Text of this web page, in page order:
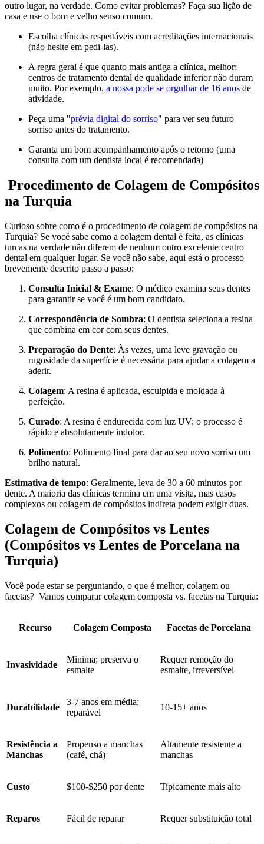
outro lugar, na verdade. Como evitar problemas? Faça sua lição de
casa e use o bom e velho senso comum.
Escolha clínicas respeitáveis com acreditações internacionais
(não hesite em pedi-las).
A regra geral é que quanto mais antiga a clínica, melhor;
centros de tratamento dental de qualidade inferior não duram
muito. Por exemplo, a nossa pode se orgulhar de 16 anos de
atividade.
Peça uma "prévia digital do sorriso" para ver seu futuro
sorriso antes do tratamento.
Garanta um bom acompanhamento após o retorno (uma
consulta com um dentista local é recomendada)
Procedimento de Colagem de Compósitos
na Turquia
Curioso sobre como é o procedimento de colagem de compósitos na
Turquia? Se você sabe como a colagem dental é feita, as clínicas
turcas na verdade não diferem de nenhum outro excelente centro
dental em qualquer lugar. Se você não sabe, aqui está o processo
brevemente descrito passo a passo:
Consulta Inicial & Exame: O médico examina seus dentes
para garantir se você é um bom candidato.
Correspondência de Sombra: O dentista seleciona a resina
que combina em cor com seus dentes.
Preparação do Dente: Às vezes, uma leve gravação ou
rugosidade da superfície é necessária para ajudar a colagem a
aderir.
Colagem: A resina é aplicada, esculpida e moldada à
perfeição.
Curado: A resina é endurecida com luz UV; o processo é
rápido e absolutamente indolor.
Polimento: Polimento final para dar ao seu novo sorriso um
brilho natural.
Estimativa de tempo: Geralmente, leva de 30 a 60 minutos por
dente. A maioria das clínicas termina em uma visita, mas casos
complexos ou colagem de compósitos indireta podem exigir duas.
Colagem de Compósitos vs Lentes
(Compósitos vs Lentes de Porcelana na
Turquia)
Você pode estar se perguntando, o que é melhor, colagem ou
facetas? Vamos comparar colagem composta vs. facetas na Turquia:
Recurso Colagem Composta Facetas de Porcelana
Invasividade
Mínima; preserva o
esmalte
Requer remoção do
esmalte, irreversível
Durabilidade
3-7 anos em média;
reparável
10-15+ anos
Resistência a
Manchas
Propenso a manchas
(café, chá)
Altamente resistente a
manchas
Custo $100-$250 por dente Tipicamente mais alto
Reparos Fácil de reparar Requer substituição total